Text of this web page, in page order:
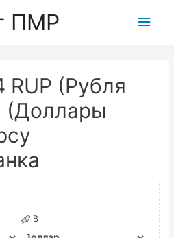
ПМР
(Рубля
(Доллары
В